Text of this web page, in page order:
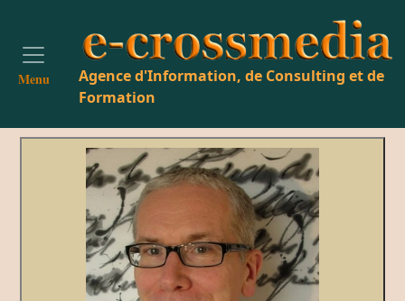
Menu
Agence d'Information, de Consulting et de
Formation